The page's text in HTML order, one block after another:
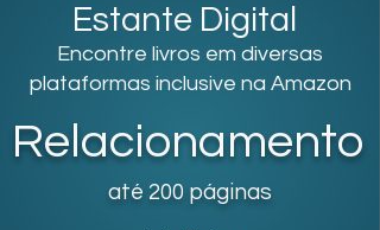
Estante Digital
Encontre livros em diversas
plataformas inclusive na Amazon
Relacionamento
até 200 páginas